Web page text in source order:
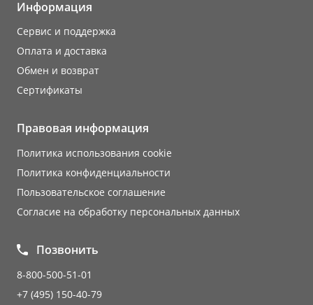
Информация
Сервис и поддержка
Оплата и доставка
Обмен и возврат
Сертификаты
Правовая информация
Политика использования cookie
Политика конфиденциальности
Пользовательское соглашение
Согласие на обработку персональных данных
Позвонить
8-800-500-51-01
+7 (495) 150-40-79